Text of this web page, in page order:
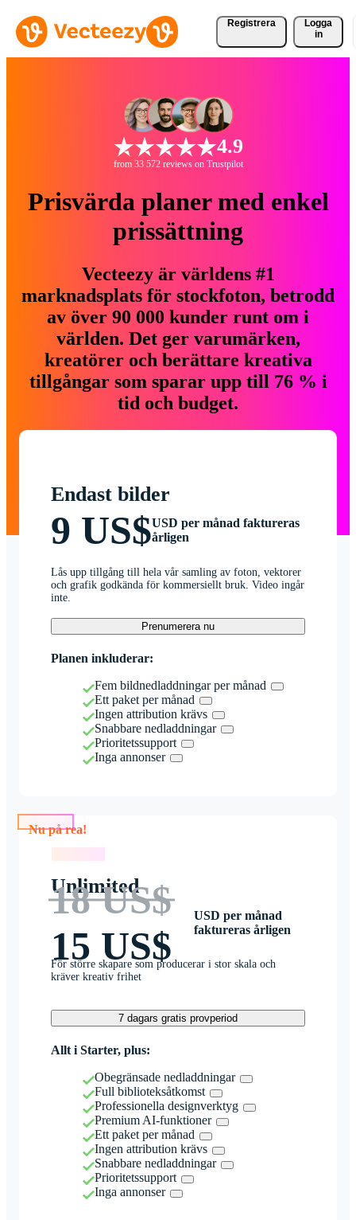
Registrera
Logga
in
4.9
from 33 572 reviews on Trustpilot
Prisvärda planer med enkel
prissättning
Vecteezy är världens #1
marknadsplats för stockfoton, betrodd
av över 90 000 kunder runt om i
världen. Det ger varumärken,
kreatörer och berättare kreativa
tillgångar som sparar upp till 76 % i
tid och budget.
Endast bilder
9 US$USD per månad faktureras
årligen
Lås upp tillgång till hela vår samling av foton, vektorer
och grafik godkända för kommersiellt bruk. Video ingår
inte.
Prenumerera nu
Planen inkluderar:
Fem bildnedladdningar per månad
Ett paket per månad
Ingen attribution krävs
Snabbare nedladdningar
Prioritetssupport
Inga annonser
Nu på rea!
Unlimited
18 US$
15 US$
USD per månad
faktureras årligen
För större skapare som producerar i stor skala och
kräver kreativ frihet
7 dagars gratis provperiod
Allt i Starter, plus:
Obegränsade nedladdningar
Full biblioteksåtkomst
Professionella designverktyg
Premium AI-funktioner
Ett paket per månad
Ingen attribution krävs
Snabbare nedladdningar
Prioritetssupport
Inga annonser